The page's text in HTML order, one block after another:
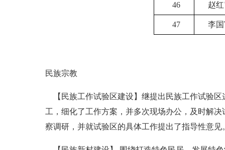
46 赵
47 李
民族宗教
【民族工作试验区建设】继提出民族工作试验区
工，细化了工作方案，并多次现场办公，及时解
察调研，并就试验区的具体工作提出了指导性意见